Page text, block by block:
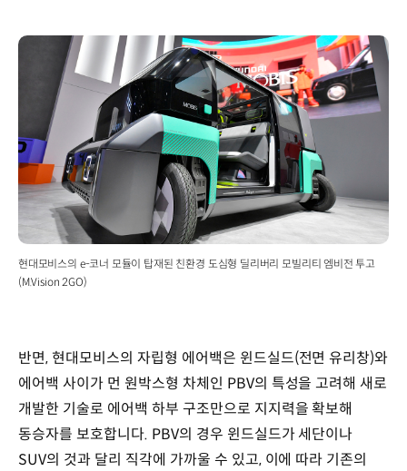
현대모비스의 e-코너 모듈이 탑재된 친환경 도심형 딜리버리 모빌리티 엠비전 투고
(M.Vision 2GO)
반면, 현대모비스의 자립형 에어백은 윈드실드(전면 유리창)와
에어백 사이가 먼 원박스형 차체인 PBV의 특성을 고려해 새로
개발한 기술로 에어백 하부 구조만으로 지지력을 확보해
동승자를 보호합니다. PBV의 경우 윈드실드가 세단이나
SUV의 것과 달리 직각에 가까울 수 있고, 이에 따라 기존의